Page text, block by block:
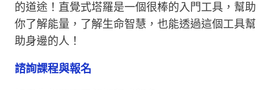
的道途！直覺式塔羅是一個很棒的入門工具，幫助
你了解能量，了解生命智慧，也能透過這個工具幫
助身邊的人！
諮詢課程與報名